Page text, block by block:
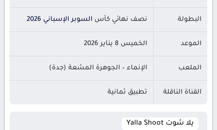
البطولة نصف نهائي كأس السوبر الإسباني 2026
الموعد الخميس 8 يناير 2026
الملعب الإنماء – الجوهرة المشعة (جدة)
القناة الناقلة تطبيق ثمانية
يلا شوت Yalla Shoot